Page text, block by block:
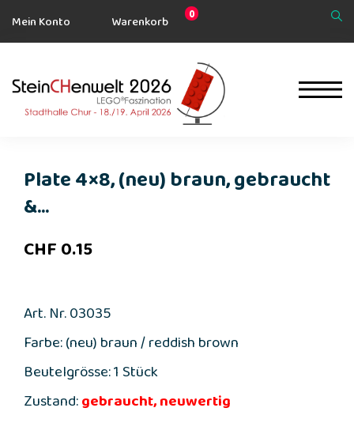
Mein Konto Warenkorb 0
Plate 4×8, (neu) braun, gebraucht
&...
CHF0.15
Art. Nr. 03035
Farbe: (neu) braun / reddish brown
Beutelgrösse: 1 Stück
Zustand:gebraucht, neuwertig